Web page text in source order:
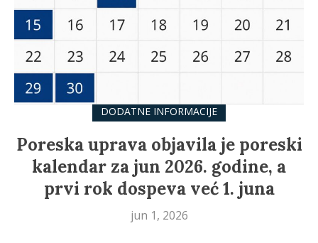
DODATNE INFORMACIJE
Poreska uprava objavila je poreski
kalendar za jun 2026. godine, a
prvi rok dospeva već 1. juna
jun 1, 2026